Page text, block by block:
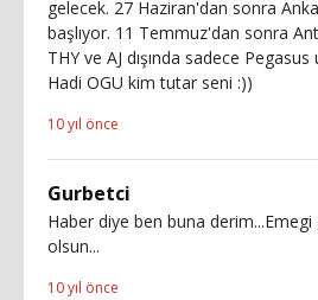
gelecek. 27 Haziran'dan sonra
başlıyor. 11 Temmuz'dan sonra
THY ve AJ dışında sadece
Hadi OGU kim tutar seni :))
10 yıl önce
Gurbetci
Haber diye ben buna
olsun...
10 yıl önce